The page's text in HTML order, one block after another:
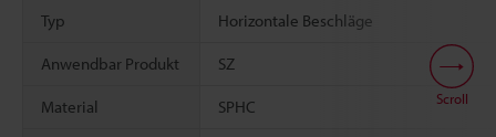
Typ Horizontale Beschläge
Anwendbar Produkt SZ
Material SPHC Scroll